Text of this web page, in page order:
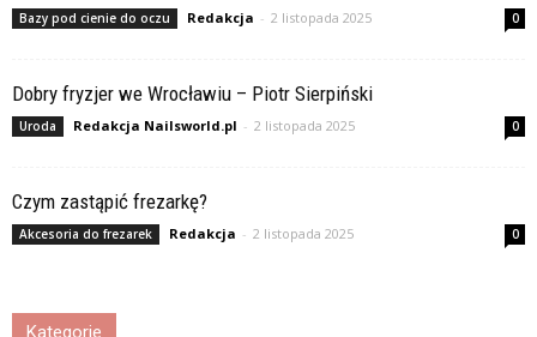
Bazy pod cienie do oczu Redakcja - 2 listopada 2025 0
Dobry fryzjer we Wrocławiu – Piotr Sierpiński
Uroda Redakcja Nailsworld.pl - 2 listopada 2025 0
Czym zastąpić frezarkę?
Akcesoria do frezarek Redakcja - 2 listopada 2025 0